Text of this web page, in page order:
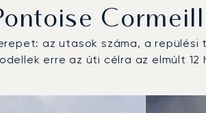
az utasok száma, a
erre az úti célra az elmúlt 12
száma alapján 2025-ben